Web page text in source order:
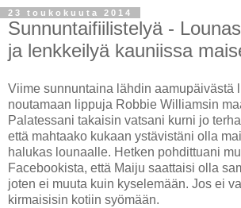
23 toukokuuta 2014
Sunnuntaifiilistelyä -
ja lenkkeilyä kauniissa
Viime sunnuntaina lähdin aamupäivästä
noutamaan lippuja Robbie Williamsin
Palatessani takaisin vatsani kurni jo
että mahtaako kukaan ystävistäni olla
halukas lounaalle. Hetken pohdittuani
Facebookista, että Maiju saattaisi olla
joten ei muuta kuin kyselemään. Jos ei
kirmaisisin kotiin syömään.